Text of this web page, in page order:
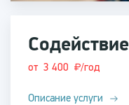
от 3 400 /год
Описание услуги